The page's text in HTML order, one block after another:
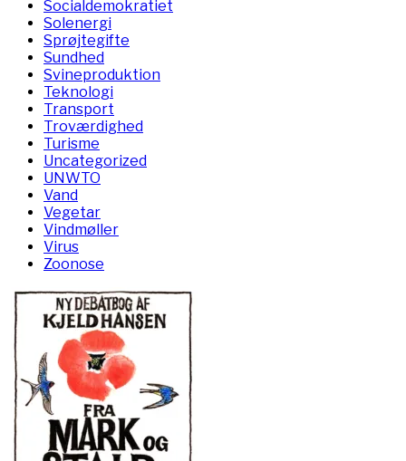
Socialdemokratiet
Solenergi
Sprøjtegifte
Sundhed
Svineproduktion
Teknologi
Transport
Troværdighed
Turisme
Uncategorized
UNWTO
Vand
Vegetar
Vindmøller
Virus
Zoonose